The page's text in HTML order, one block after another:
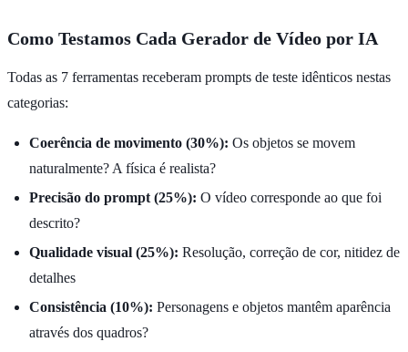
Como Testamos Cada Gerador de Vídeo por IA
Todas as 7 ferramentas receberam prompts de teste idênticos nestas
categorias:
Coerência de movimento (30%): Os objetos se movem
naturalmente? A física é realista?
Precisão do prompt (25%): O vídeo corresponde ao que foi
descrito?
Qualidade visual (25%): Resolução, correção de cor, nitidez de
detalhes
Consistência (10%): Personagens e objetos mantêm aparência
através dos quadros?